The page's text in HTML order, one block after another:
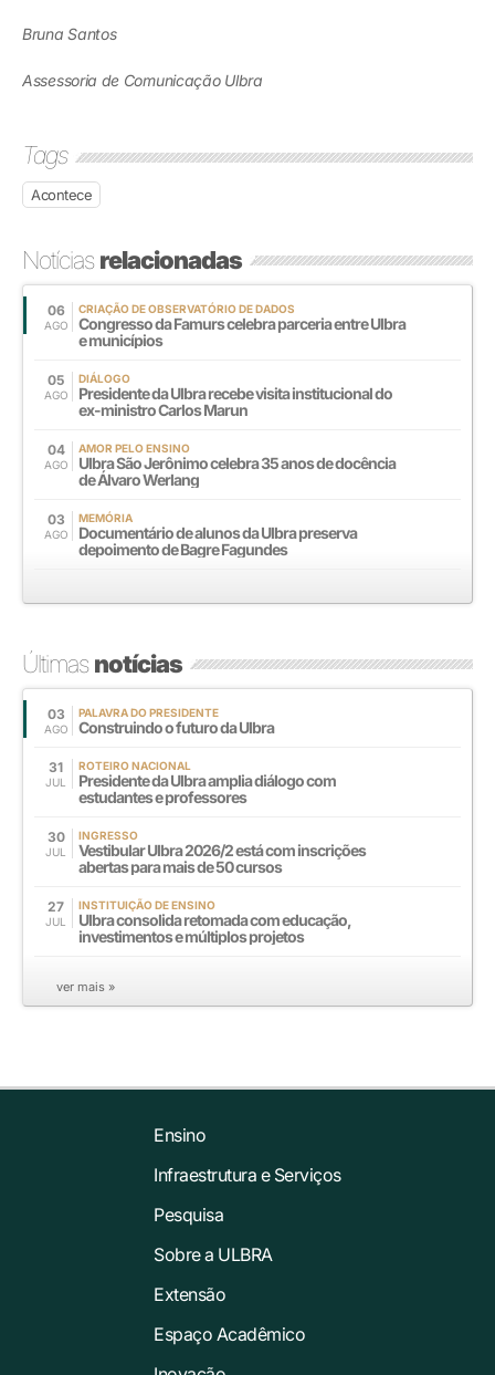
Bruna Santos
Assessoria de Comunicação Ulbra
Tags
Acontece
Notíciasrelacionadas
06
AGO
CRIAÇÃO DE OBSERVATÓRIO DE DADOS
Congresso da Famurs celebra parceria entre Ulbra
e municípios
05
AGO
DIÁLOGO
Presidente da Ulbra recebe visita institucional do
ex-ministro Carlos Marun
04
AGO
AMOR PELO ENSINO
Ulbra São Jerônimo celebra 35 anos de docência
de Álvaro Werlang
03
AGO
MEMÓRIA
Documentário de alunos da Ulbra preserva
depoimento de Bagre Fagundes
Últimasnotícias
03
AGO
PALAVRA DO PRESIDENTE
Construindo o futuro da Ulbra
31
JUL
ROTEIRO NACIONAL
Presidente da Ulbra amplia diálogo com
estudantes e professores
30
JUL
INGRESSO
Vestibular Ulbra 2026/2 está com inscrições
abertas para mais de 50 cursos
27
JUL
INSTITUIÇÃO DE ENSINO
Ulbra consolida retomada com educação,
investimentos e múltiplos projetos
ver mais »
Ensino
Infraestrutura e Serviços
Pesquisa
Sobre a ULBRA
Extensão
Espaço Acadêmico